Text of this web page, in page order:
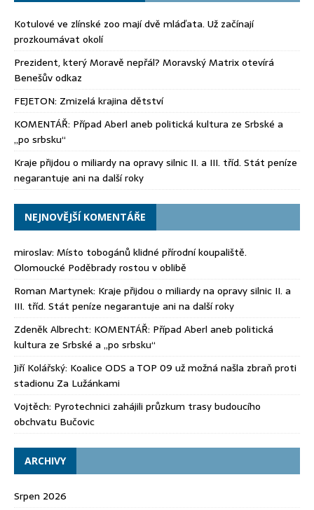
Kotulové ve zlínské zoo mají dvě mláďata. Už začínají
prozkoumávat okolí
Prezident, který Moravě nepřál? Moravský Matrix otevírá
Benešův odkaz
FEJETON: Zmizelá krajina dětství
KOMENTÁŘ: Případ Aberl aneb politická kultura ze Srbské a
„po srbsku“
Kraje přijdou o miliardy na opravy silnic II. a III. tříd. Stát peníze
negarantuje ani na další roky
NEJNOVĚJŠÍ KOMENTÁŘE
miroslav: Místo tobogánů klidné přírodní koupaliště.
Olomoucké Poděbrady rostou v oblibě
Roman Martynek: Kraje přijdou o miliardy na opravy silnic II. a
III. tříd. Stát peníze negarantuje ani na další roky
Zdeněk Albrecht: KOMENTÁŘ: Případ Aberl aneb politická
kultura ze Srbské a „po srbsku“
Jiří Kolářský: Koalice ODS a TOP 09 už možná našla zbraň proti
stadionu Za Lužánkami
Vojtěch: Pyrotechnici zahájili průzkum trasy budoucího
obchvatu Bučovic
ARCHIVY
Srpen 2026